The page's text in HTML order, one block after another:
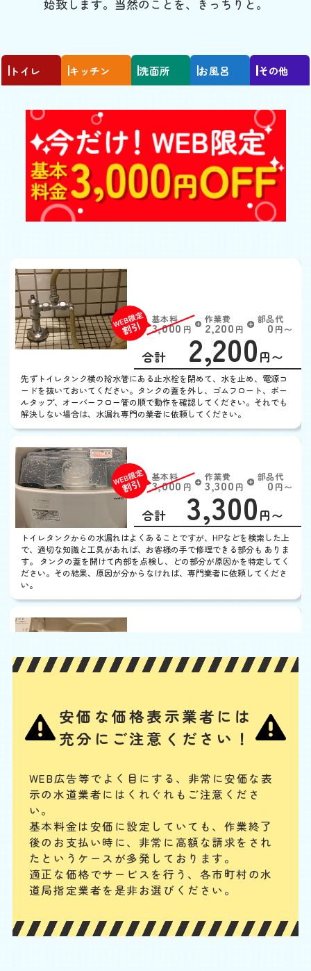
始致します。当然のことを、きっちりと。
トイレ キッチン 洗面所 お風呂 その他
基本料
3,000 円 W
EB
限
定
割
引
作業費
2,200 円
部品代
0円〜
合計 2,200 円〜
先ずトイレタンク横の給水管にある止水栓を閉めて、水を止め、電源コ
ードを抜いておいてください。タンクの蓋を外し、ゴムフロート、ボー
ルタップ、オーバーフロー管の順で動作を確認してください。それでも
解決しない場合は、水漏れ専門の業者に依頼してください。
基本料
3,000 円 W
EB
限
定
割
引
作業費
3,300 円
部品代
0円〜
合計 3,300 円〜
トイレタンクからの水漏れはよくあることですが、HPなどを検索した上
で、適切な知識と工具があれば、お客様の手で修理できる部分も ありま
す。 タンクの蓋を開けて内部を点検し、どの部分が原因かを特定してく
ださい。その結果、原因が分からなければ、専門業者に依頼してくださ
い。
基本料
3,000 W
定
割
引
作業費
3,300
部品代
0
合計 3,300
ノズルや内部のバルブユニットの汚れ・劣化、給水ホースの緩みや劣
化、給水フィルターのつまり、水抜き栓の劣化などが、主な水漏れの原
配管やパイプから水漏れ
基本料
3,000 円 W
EB
限
定
割
引
作業費
3,850 円
部品代
0
合計 3,850
配管継ぎ目のナット緩みや配管内パッキンの劣化などが原因の場合が多
いです。パイプの破損や分かりにくい細かなひび割れの場合もあります
ます。
安価な価格表示業者には
充分にご注意ください！
WEB広告等でよく目にする、非常に安価な表
示の水道業者にはくれぐれもご注意くださ
い。
基本料金は安価に設定していても、作業終了
後のお支払い時に、 非常に高額な請求をされ
たというケースが多発しております。
適正な価格でサービスを行う、各市町村の水
道局指定業者を是非お選びください。